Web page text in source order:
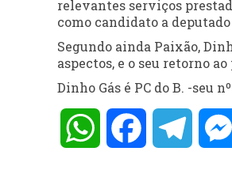
relevantes serviços
como candidato a
Segundo ainda Paixão,
aspectos, e o seu retorno
Dinho Gás é PC do B. -seu
WhatsAppFacebook